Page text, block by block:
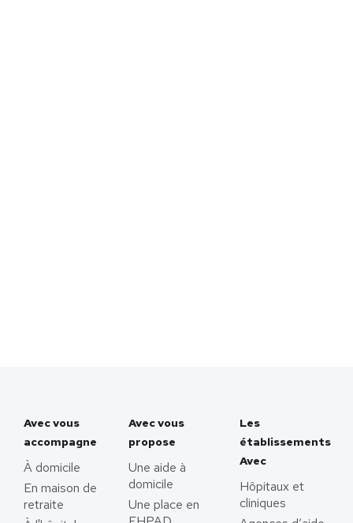
Avec vous
accompagne
À domicile
En maison de
retraite
Avec vous
propose
Une aide à
domicile
Une place en
Les
établissements
Avec
Hôpitaux et
cliniques